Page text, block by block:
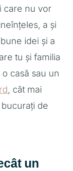
care nu vor
a și
idei și a
tu și familia
casă sau un
, cât mai
de
un